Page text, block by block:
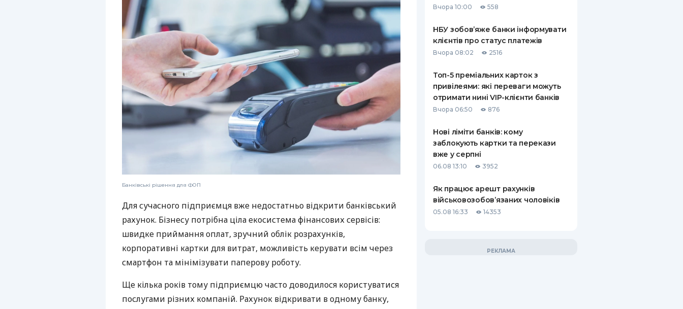
Банківські рішення для ФОП
Для сучасного підприємця вже недостатньо відкрити банківський
рахунок. Бізнесу потрібна ціла екосистема фінансових сервісів:
швидке приймання оплат, зручний облік розрахунків,
корпоративні картки для витрат, можливість керувати всім через
смартфон та мінімізувати паперову роботу.
Ще кілька років тому підприємцю часто доводилося користуватися
послугами різних компаній. Рахунок відкривати в одному банку,
Вчора 10:00 558
НБУ зобов’яже банки інформувати
клієнтів про статус платежів
Вчора 08:02 2516
Топ-5 преміальних карток з
привілеями: які переваги можуть
отримати нині VIP-клієнти банків
Вчора 06:50 876
Нові ліміти банків: кому
заблокують картки та перекази
вже у серпні
06.08 13:10 3952
Як працює арешт рахунків
військовозобов’язаних чоловіків
05.08 16:33 14353